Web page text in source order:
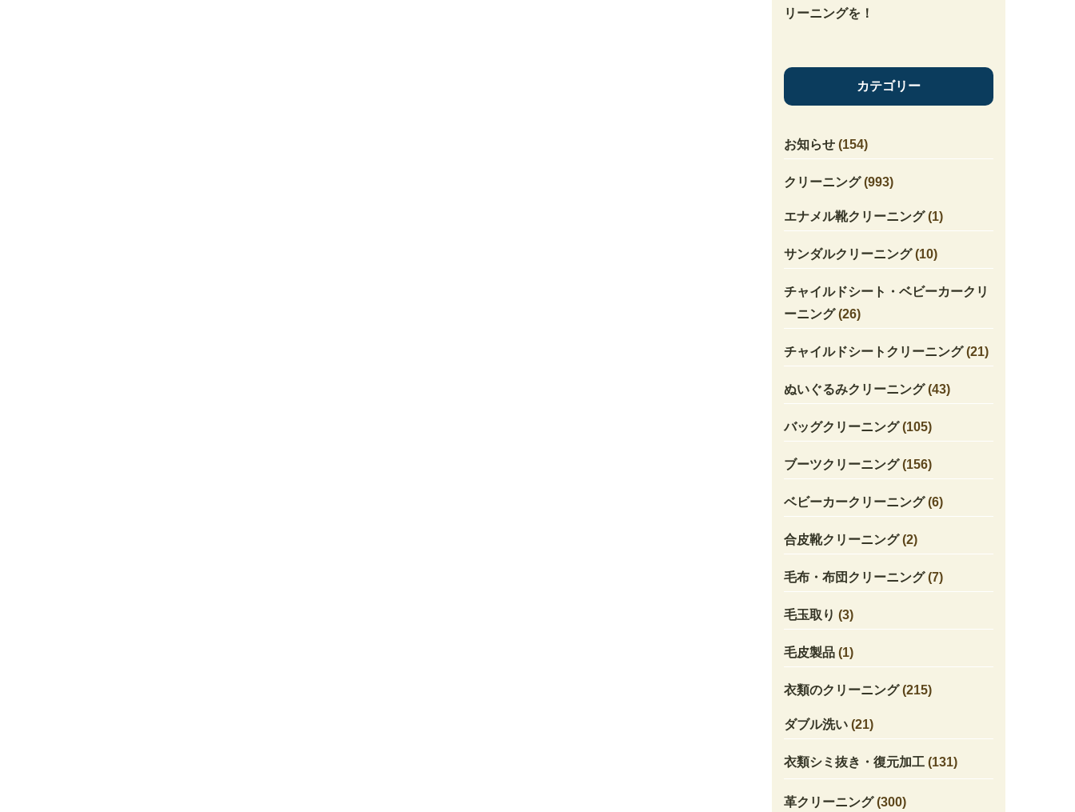
リーニングを！
カテゴリー
お知らせ(154)
クリーニング(993)
エナメル靴クリーニング(1)
サンダルクリーニング(10)
チャイルドシート・ベビーカークリ
ーニング(26)
チャイルドシートクリーニング(21)
ぬいぐるみクリーニング(43)
バッグクリーニング(105)
ブーツクリーニング(156)
ベビーカークリーニング(6)
合皮靴クリーニング(2)
毛布・布団クリーニング(7)
毛玉取り (3)
毛皮製品(1)
衣類のクリーニング(215)
ダブル洗い(21)
衣類シミ抜き・復元加工(131)
革クリーニング(300)